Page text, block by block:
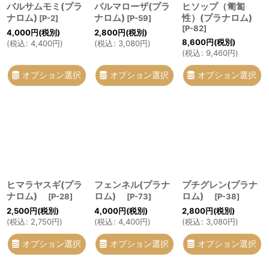
バルサムモミ(プラ
ナロム) [P-2]
4,000円(税別)
(税込: 4,400円)
オプション選択
パルマローザ(プラ
ナロム) [P-59]
2,800円(税別)
(税込: 3,080円)
オプション選択
ヒソップ（匍匐
性）(プラナロム)
[P-82]
8,600円(税別)
(税込: 9,460円)
オプション選択
ヒマラヤスギ(プラ
ナロム)
[P-28]
2,500円(税別)
(税込: 2,750円)
オプション選択
フェンネル(プラナ
ロム)
[P-73]
4,000円(税別)
(税込: 4,400円)
オプション選択
プチグレン(プラナ
ロム)
[P-38]
2,800円(税別)
(税込: 3,080円)
オプション選択